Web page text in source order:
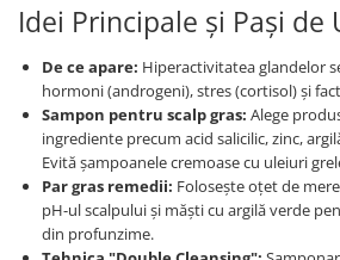
Set Lenjerie De Pat Blana
Artificiala De Iepure, 6 Piese, 2
Persoane
Set Lenjerie Pat Blanita Iepure, 6
Piese, Cu Pilota Inclusa
Lenjerii De Pat Premium Collection
Set Lenjerie De Pat, 7 Piese, Cu
Pilota / Cuvertura Inclusa
Set Lenjerie De Pat Jacquard Regal,
Idei Principale și Pași de
De ce apare: Hiperactivitatea glandelor
hormoni (androgeni), stres (cortisol) și
Sampon pentru scalp gras: Alege
ingrediente precum acid salicilic, zinc,
Evită șampoanele cremoase cu uleiuri
Par gras remedii: Folosește oțet de
pH-ul scalpului și măști cu argilă verde
din profunzime.